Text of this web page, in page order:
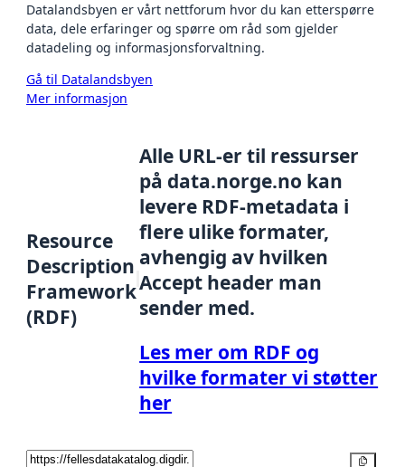
Datalandsbyen er vårt nettforum hvor du kan etterspørre
data, dele erfaringer og spørre om råd som gjelder
datadeling og informasjonsforvaltning.
Gå til Datalandsbyen
Mer informasjon
Resource
Description
Framework
(RDF)
Alle URL-er til ressurser
på data.norge.no kan
levere RDF-metadata i
flere ulike formater,
avhengig av hvilken
Accept header man
sender med.
Les mer om RDF og
hvilke formater vi støtter
her